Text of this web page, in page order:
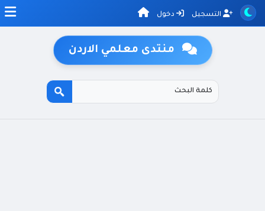
التسجيل دخول
منتدى معلمي الاردن